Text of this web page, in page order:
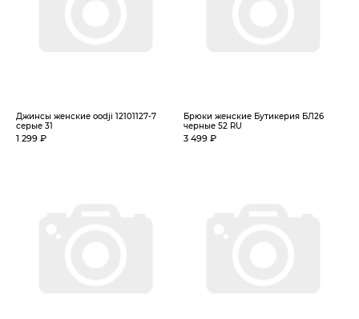
Джинсы женские oodji 12101127-7
серые 31
1 299 ₽
Брюки женские Бутикерия БЛ26
черные 52 RU
3 499 ₽